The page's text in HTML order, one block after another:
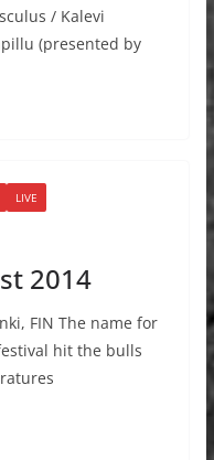
/ Kalevi
(presented by
LIVE
2014
FIN The name for
hit the bulls